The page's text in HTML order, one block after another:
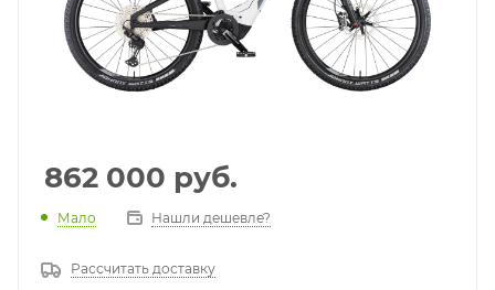
862 000 руб.
Мало Нашли дешевле?
Рассчитать доставку